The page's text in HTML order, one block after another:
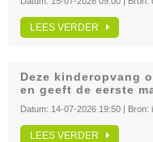
LEES VERDER
Deze kinderopvang
en geeft de eerste
Datum: 14-07-2026 19:50 | Bron:
LEES VERDER